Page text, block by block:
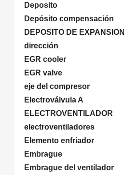
Deposito
Depósito compensación
DEPOSITO DE EXPANSION
dirección
EGR cooler
EGR valve
eje del compresor
Electroválvula A
ELECTROVENTILADOR
electroventiladores
Elemento enfriador
Embrague
Embrague del ventilador